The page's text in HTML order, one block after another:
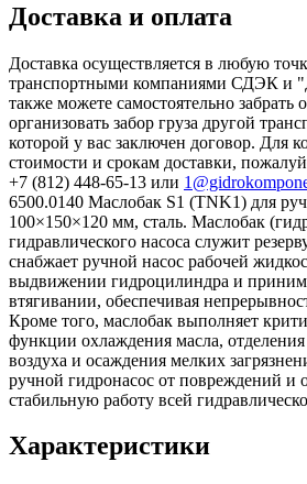
Доставка и оплата
Доставка осуществляется в любую
транспортными компаниями СДЭК и
также можете самостоятельно забрать
организовать забор груза другой
которой у вас заключен договор. Для
стоимости и срокам доставки,
+7 (812) 448-65-13 или
6500.0140 Маслобак S1 (TNK1) для
100×150×120 мм, сталь. Маслобак
гидравлического насоса служит
снабжает ручной насос рабочей
выдвижении гидроцилиндра и
втягивании, обеспечивая
Кроме того, маслобак выполняет
функции охлаждения масла,
воздуха и осаждения мелких
ручной гидронасос от повреждений и
стабильную работу всей
Характеристики